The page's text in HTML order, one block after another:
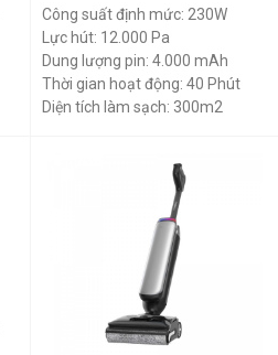
Công suất định mức: 230W
Lực hút: 12.000 Pa
Dung lượng pin: 4.000 mAh
Thời gian hoạt động: 40 Phút
Diện tích làm sạch: 300m2